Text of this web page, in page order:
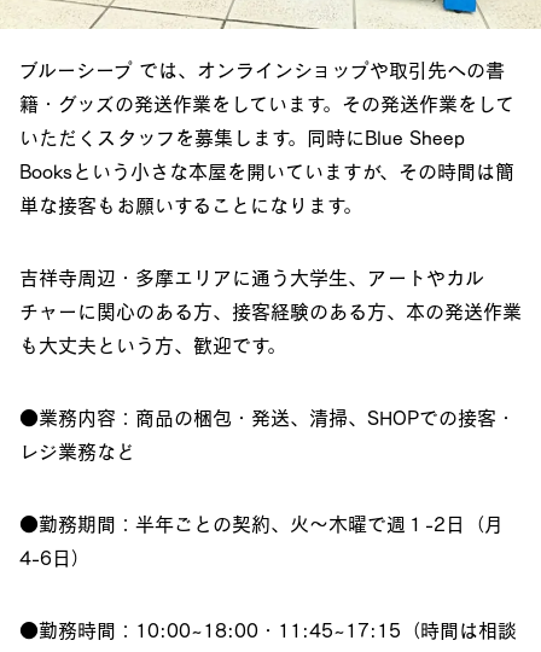
ブルーシープ では、オンラインショップや取引先への書
籍・グッズの発送作業をしています。その発送作業をして
いただくスタッフを募集します。同時にBlue Sheep
Booksという小さな本屋を開いていますが、その時間は簡
単な接客もお願いすることになります。
吉祥寺周辺・多摩エリアに通う大学生、アートやカル
チャーに関心のある方、接客経験のある方、本の発送作業
も大丈夫という方、歓迎です。
●業務内容：商品の梱包・発送、清掃、SHOPでの接客・
レジ業務など
●勤務期間：半年ごとの契約、火〜木曜で週１-2日（月
4-6日）
●勤務時間：10:00~18:00・11:45~17:15（時間は相談